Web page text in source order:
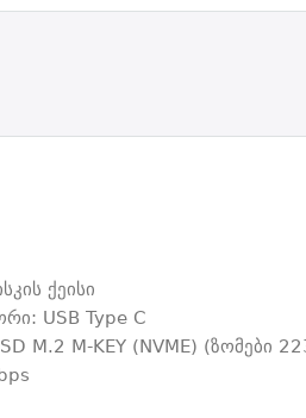
ქეისი
USB Type C
M.2 M-KEY (NVME) (ზომები